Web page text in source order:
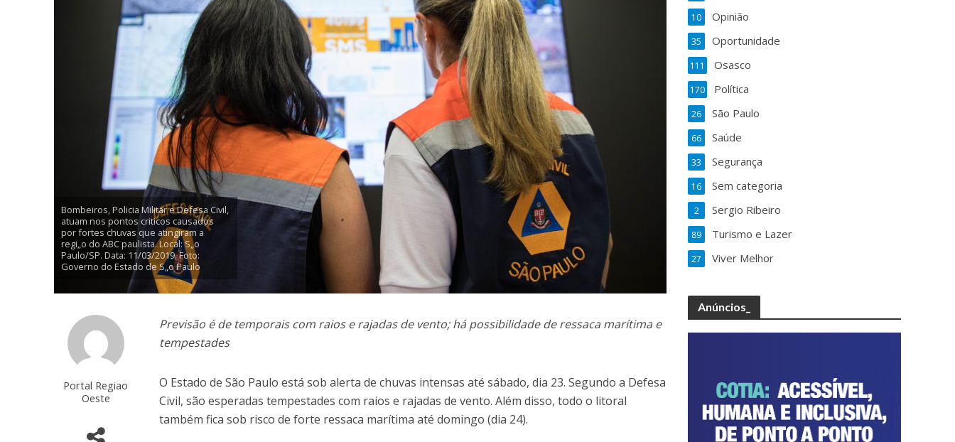
Bombeiros, Policia Militar e Defesa Civil,
atuam nos pontos criticos causados
por fortes chuvas que atingiram a
regi„o do ABC paulista. Local: S„o
Paulo/SP. Data: 11/03/2019. Foto:
Governo do Estado de S„o Paulo
Portal Regiao
Oeste
Previsão é de temporais com raios e rajadas de vento; há possibilidade de ressaca marítima e
tempestades
O Estado de São Paulo está sob alerta de chuvas intensas até sábado, dia 23. Segundo a Defesa
Civil, são esperadas tempestades com raios e rajadas de vento. Além disso, todo o litoral
também fica sob risco de forte ressaca marítima até domingo (dia 24).
Opinião
10
Oportunidade
35
Osasco
111
Política
170
São Paulo
26
Saúde
66
Segurança
33
Sem categoria
16
Sergio Ribeiro
2
Turismo e Lazer
89
Viver Melhor
27
Anúncios_